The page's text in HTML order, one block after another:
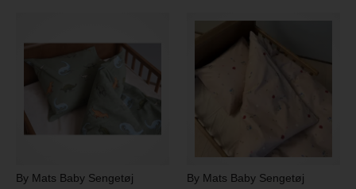
By Mats Baby Sengetøj
By Mats Baby Sengetøj